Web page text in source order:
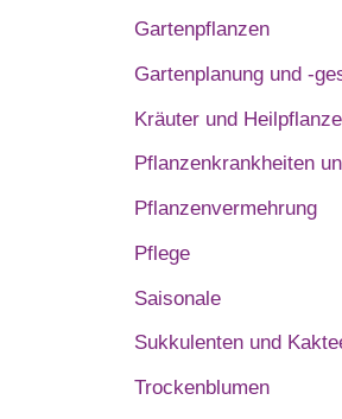
Gartenpflanzen
Gartenplanung und -
Kräuter und
Pflanzenkrankheiten
Pflanzenvermehrung
Pflege
Saisonale
Sukkulenten und
Trockenblumen